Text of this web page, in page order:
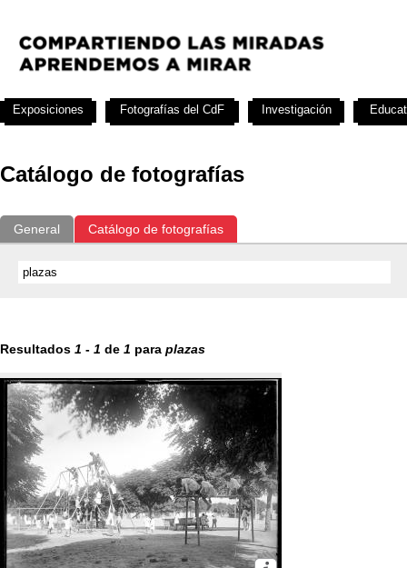
Catálogo de fotografías
General Catálogo de fotografías
Resultados 1 - 1 de 1 para plazas
Exposiciones Fotografías del CdF Investigación